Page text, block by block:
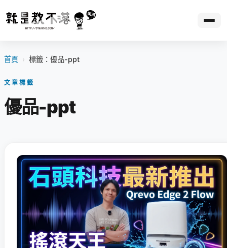
首頁 › 標籤：優品-ppt
文章標籤
優品-ppt